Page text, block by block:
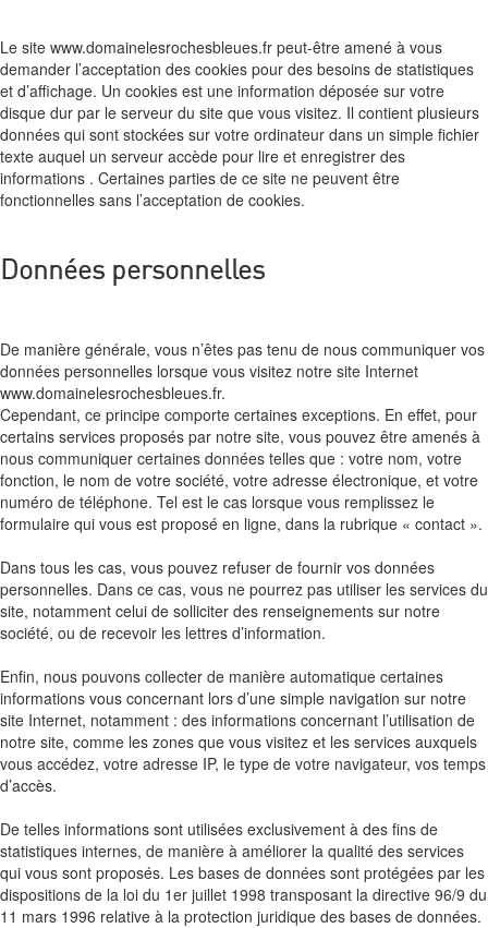
Le site www.domainelesrochesbleues.fr peut-être amené à vous
demander l’acceptation des cookies pour des besoins de statistiques
et d’affichage. Un cookies est une information déposée sur votre
disque dur par le serveur du site que vous visitez. Il contient plusieurs
données qui sont stockées sur votre ordinateur dans un simple fichier
texte auquel un serveur accède pour lire et enregistrer des
informations . Certaines parties de ce site ne peuvent être
fonctionnelles sans l’acceptation de cookies.
Données personnelles
De manière générale, vous n’êtes pas tenu de nous communiquer vos
données personnelles lorsque vous visitez notre site Internet
www.domainelesrochesbleues.fr.
Cependant, ce principe comporte certaines exceptions. En effet, pour
certains services proposés par notre site, vous pouvez être amenés à
nous communiquer certaines données telles que : votre nom, votre
fonction, le nom de votre société, votre adresse électronique, et votre
numéro de téléphone. Tel est le cas lorsque vous remplissez le
formulaire qui vous est proposé en ligne, dans la rubrique « contact ».
Dans tous les cas, vous pouvez refuser de fournir vos données
personnelles. Dans ce cas, vous ne pourrez pas utiliser les services du
site, notamment celui de solliciter des renseignements sur notre
société, ou de recevoir les lettres d’information.
Enfin, nous pouvons collecter de manière automatique certaines
informations vous concernant lors d’une simple navigation sur notre
site Internet, notamment : des informations concernant l’utilisation de
notre site, comme les zones que vous visitez et les services auxquels
vous accédez, votre adresse IP, le type de votre navigateur, vos temps
d’accès.
De telles informations sont utilisées exclusivement à des fins de
statistiques internes, de manière à améliorer la qualité des services
qui vous sont proposés. Les bases de données sont protégées par les
dispositions de la loi du 1er juillet 1998 transposant la directive 96/9 du
11 mars 1996 relative à la protection juridique des bases de données.